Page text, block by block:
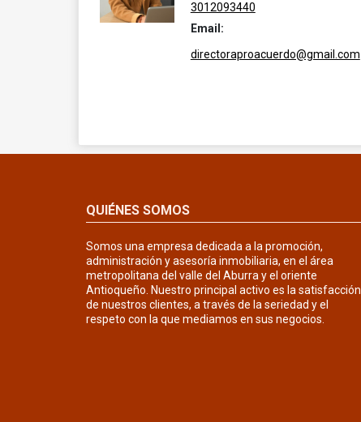
3012093440
Email:
directoraproacuerdo@gmail.com
QUIÉNES SOMOS
Somos una empresa dedicada a la promoción,
administración y asesoría inmobiliaria, en el área
metropolitana del valle del Aburra y el oriente
Antioqueño. Nuestro principal activo es la satisfacción
de nuestros clientes, a través de la seriedad y el
respeto con la que mediamos en sus negocios.